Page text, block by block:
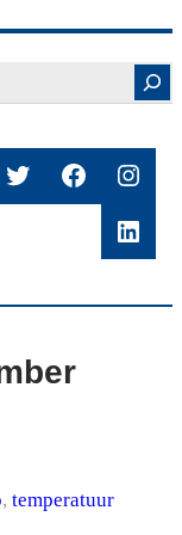
TwitterFacebook
, temperatuur